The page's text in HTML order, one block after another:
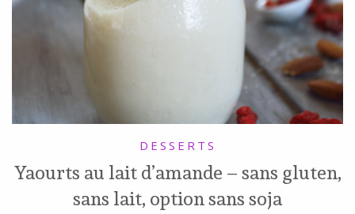
DESSERTS
Yaourts au lait d’amande – sans gluten,
sans lait, option sans soja